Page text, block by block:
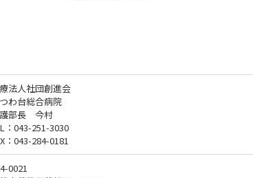
法人社団創進会
わ台総合病院
部長 今村
：043-251-3030
：043-284-0181
0021